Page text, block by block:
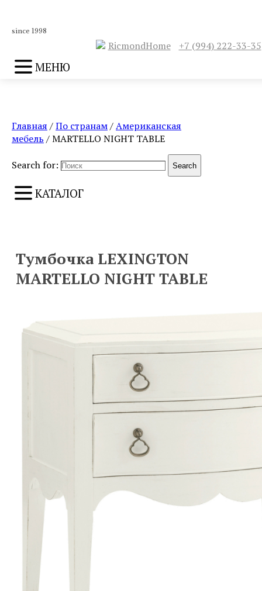
since 1998
RicmondHome +7 (994) 222-33-35
МЕНЮ
Главная /По странам/Американская
мебель / MARTELLO NIGHT TABLE
Search for: Search
КАТАЛОГ
Тумбочка LEXINGTON
MARTELLO NIGHT TABLE